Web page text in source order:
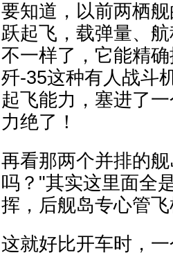
要知道，以前两栖
跃起飞，载弹量、
不一样了，它能精
歼-35这种有人战斗
起飞能力，塞进了
力绝了！
再看那两个并排的
吗？"其实这里面全
挥，后舰岛专心管飞
这就好比开车时，